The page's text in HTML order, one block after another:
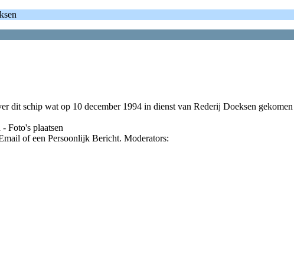
dit schip wat op 10 december 1994 in dienst van Rederij Doeksen
Foto's plaatsen
of een Persoonlijk Bericht. Moderators: